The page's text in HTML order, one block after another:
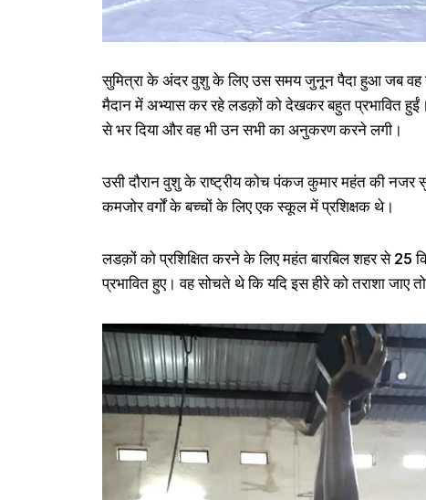
सुमित्रा के अंदर वुशु के लिए उस समय जुनून पैदा हुआ जब वह
मैदान में अभ्यास कर रहे लडक़ों को देखकर बहुत
से भर दिया और वह भी उन सभी का अनुकरण करने लगी।
उसी दौरान वुशु के राष्ट्रीय कोच पंकज कुमार महंत की
कमजोर वर्गों के बच्चों के लिए एक स्कूल में प्रशिक्षक थे।
लडक़ों को प्रशिक्षित करने के लिए महंत बारबिल शहर से
प्रभावित हुए। वह सोचते थे कि यदि इस हीरे को तराशा जाए